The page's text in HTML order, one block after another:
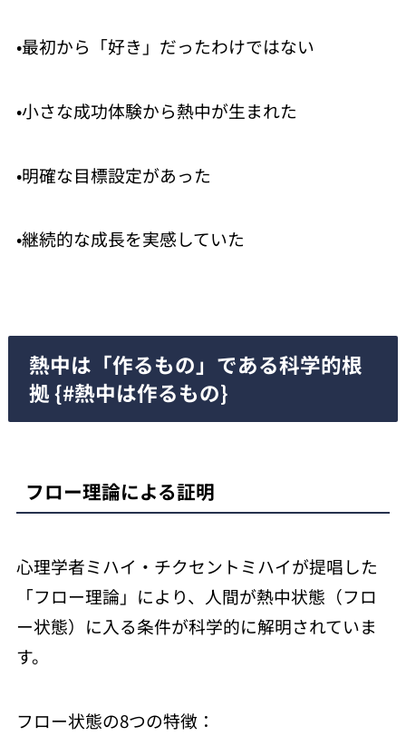
•最初から「好き」だったわけではない
•小さな成功体験から熱中が生まれた
•明確な目標設定があった
•継続的な成長を実感していた
熱中は「作るもの」である科学的根
拠 {#熱中は作るもの}
フロー理論による証明
心理学者ミハイ・チクセントミハイが提唱した
「フロー理論」により、人間が熱中状態（フロ
ー状態）に入る条件が科学的に解明されていま
す。
フロー状態の8つの特徴：